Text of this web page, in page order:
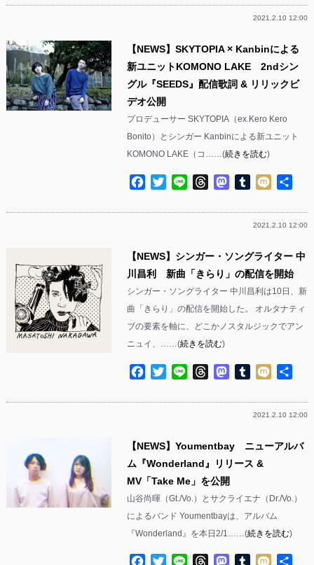
2021.2.10 12:00
【NEWS】SKYTOPIA × Kanbinによる
新ユニットKOMONO LAKE 2ndシン
グル『SEEDS』配信歌詞 & リリックビ
デオ公開
プロデューサー SKYTOPIA（ex.Kero Kero
Bonito）とシンガー Kanbinによる新ユニット
KOMONO LAKE（コ……(続きを読む)
Facebook
TwitterLine ThreadsMastodon
Tumblr
Mixi
2021.2.10 12:00
【NEWS】シンガー・ソングライター 中
川昌利 新曲「きらり」の配信を開始
シンガー・ソングライター 中川昌利は10日、新
曲「きらり」の配信を開始した。 オルタナティ
ブの要素を軸に、どこかノスタルジックでアン
ニュイ、……(続きを読む)
Facebook
TwitterLine ThreadsMastodon
Tumblr
Mixi
2021.2.10 12:00
【NEWS】Youmentbay ニューアルバ
ム『Wonderland』リリース &
MV「Take Me」を公開
山谷尚暉（Gt./Vo.）とサクライエナ（Dr./Vo.）
によるバンド Youmentbayは、アルバム
『Wonderland』を本日2/1……(続きを読む)
Facebook
TwitterLine ThreadsMastodon
Tumblr
Mixi